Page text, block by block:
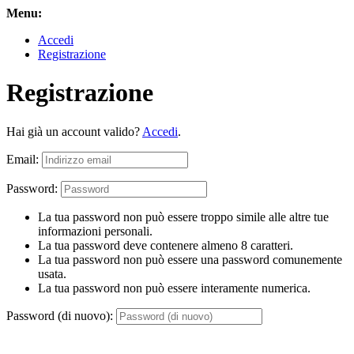
Menu:
Accedi
Registrazione
Registrazione
Hai già un account valido? Accedi.
Email:
Password:
La tua password non può essere troppo simile alle altre tue
informazioni personali.
La tua password deve contenere almeno 8 caratteri.
La tua password non può essere una password comunemente
usata.
La tua password non può essere interamente numerica.
Password (di nuovo):